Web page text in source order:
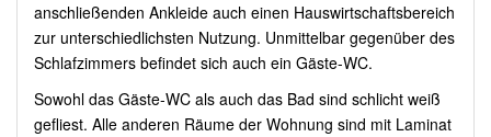
anschließenden Ankleide auch einen Hauswirtschaftsbereich
zur unterschiedlichsten Nutzung. Unmittelbar gegenüber des
Schlafzimmers befindet sich auch ein Gäste-WC.
Sowohl das Gäste-WC als auch das Bad sind schlicht weiß
gefliest. Alle anderen Räume der Wohnung sind mit Laminat